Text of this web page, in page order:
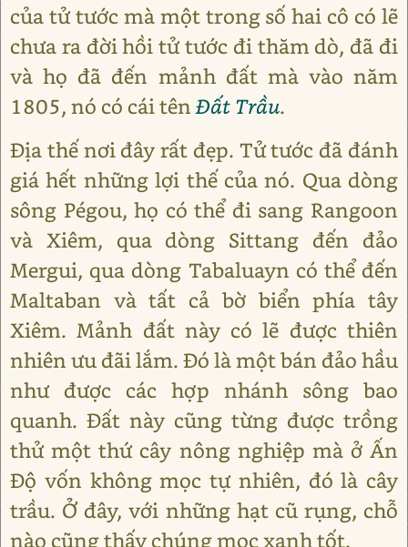
của tử tước mà một trong số hai cô có lẽ
chưa ra đời hồi tử tước đi thăm dò, đã đi
và họ đã đến mảnh đất mà vào năm
1805, nó có cái tênĐất Trầu.
Địa thế nơi đây rất đẹp. Tử tước đã đánh
giá hết những lợi thế của nó. Qua dòng
sông Pégou, họ có thể đi sang Rangoon
và Xiêm, qua dòng Sittang đến đảo
Mergui, qua dòng Tabaluayn có thể đến
Maltaban và tất cả bờ biển phía tây
Xiêm. Mảnh đất này có lẽ được thiên
nhiên ưu đãi lắm. Đó là một bán đảo hầu
như được các hợp nhánh sông bao
quanh. Đất này cũng từng được trồng
thử một thứ cây nông nghiệp mà ở Ấn
Độ vốn không mọc tự nhiên, đó là cây
trầu. Ở đây, với những hạt cũ rụng, chỗ
nào cũng thấy chúng mọc xanh tốt.